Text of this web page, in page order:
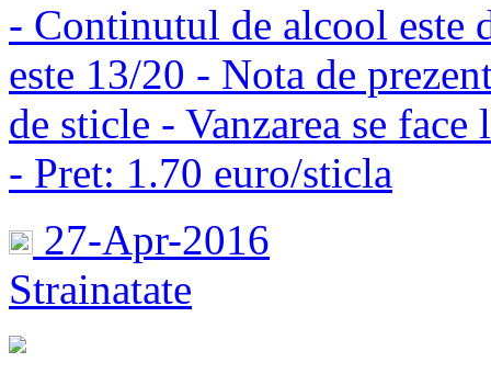
- Continutul de alcool este
este 13/20 - Nota de
de sticle - Vanzarea se
- Pret: 1.70 euro/sticla
27-Apr-2016
Strainatate